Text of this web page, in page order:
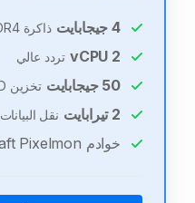
4جيجابايت ذاكرة DDR4
2 تردد عالي
50 جيجابايت تخزين NVMe SSD
2 تيرابايت نقل البيانات
خوادم Minecraft Pixelmon